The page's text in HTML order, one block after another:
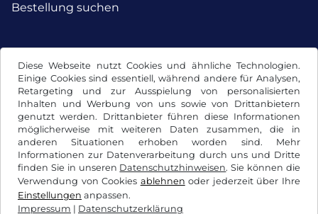
Diese Webseite nutzt Cookies und ähnliche Technologien.
Einige Cookies sind essentiell, während andere für Analysen,
Retargeting und zur Ausspielung von personalisierten
Inhalten und Werbung von uns sowie von Drittanbietern
genutzt werden. Drittanbieter führen diese Informationen
möglicherweise mit weiteren Daten zusammen, die in
anderen Situationen erhoben worden sind. Mehr
Informationen zur Datenverarbeitung durch uns und Dritte
finden Sie in unseren Datenschutzhinweisen. Sie können die
Verwendung von Cookies ablehnen oder jederzeit über Ihre
Einstellungen anpassen.
Impressum | Datenschutzerklärung
Bestellung suchen
Facebook Instagram